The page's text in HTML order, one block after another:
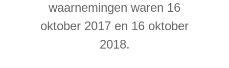
waarnemingen waren 16
oktober 2017 en 16 oktober
2018.